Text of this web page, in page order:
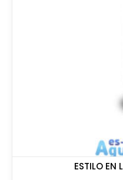
ESTILO EN